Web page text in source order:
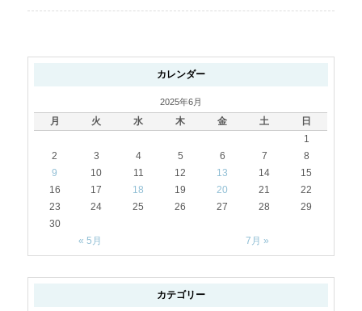
カレンダー
2025年6月
月 火 水 木 金 土
日
1
2
3 4 5 6 7
8
9
10 11 12 13 14
15
16
17 18 19 20 21
22
23
24 25 26 27 28
29
30
« 5月
7月 »
カテゴリー